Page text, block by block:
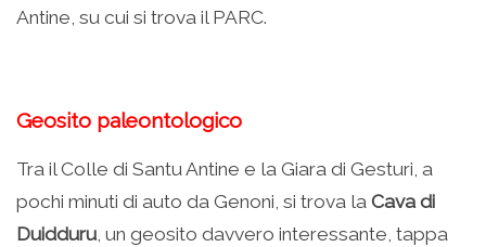
Antine, su cui si trova il PARC.
Geosito paleontologico
Tra il Colle di Santu Antine e la Giara di Gesturi, a
pochi minuti di auto da Genoni, si trova la Cava di
Duidduru, un geosito davvero interessante, tappa